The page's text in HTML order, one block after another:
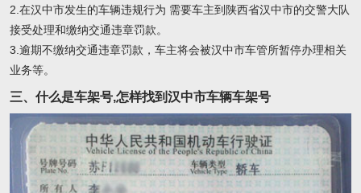
2.在汉中市发生的车辆违规行为 需要车主到陕西省汉中市的交警大队
接受处理和缴纳交通违章罚款。
3.逾期不缴纳交通违章罚款，车主将会被汉中市车管所暂停办理相关
业务等。
三、什么是车架号,怎样找到汉中市车辆车架号